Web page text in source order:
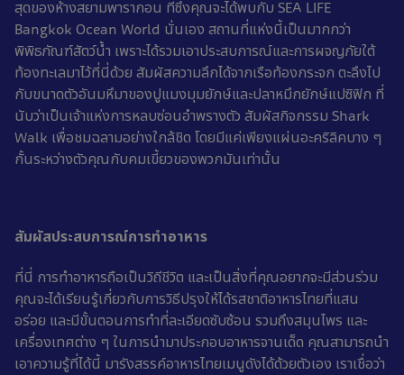
สุดของห้างสยามพารากอน ที่ซึ่งคุณจะได้พบกับ SEA LIFE
Bangkok Ocean World นั่นเอง สถานที่แห่งนี้เป็นมากกว่า
พิพิธภัณฑ์สัตว์น้ำ เพราะได้รวมเอาประสบการณ์และการผจญภัยใต้
ท้องทะเลมาไว้ที่นี่ด้วย สัมผัสความลึกได้จากเรือท้องกระจก ตะลึงไป
กับขนาดตัวอันมหึมาของปูแมงมุมยักษ์และปลาหมึกยักษ์แปซิฟิก ที่
นับว่าเป็นเจ้าแห่งการหลบซ่อนอำพรางตัว สัมผัสกิจกรรม Shark
Walk เพื่อชมฉลามอย่างใกล้ชิด โดยมีแค่เพียงแผ่นอะคริลิคบาง ๆ
กั้นระหว่างตัวคุณกับคมเขี้ยวของพวกมันเท่านั้น
สัมผัสประสบการณ์การทำอาหาร
ที่นี่ การทำอาหารถือเป็นวิถีชีวิต และเป็นสิ่งที่คุณอยากจะมีส่วนร่วม
คุณจะได้เรียนรู้เกี่ยวกับการวิธีปรุงให้ได้รสชาติอาหารไทยที่แสน
อร่อย และมีขั้นตอนการทำที่ละเอียดซับซ้อน รวมถึงสมุนไพร และ
เครื่องเทศต่าง ๆ ในการนำมาประกอบอาหารจานเด็ด คุณสามารถนำ
เอาความรู้ที่ได้นี้ มารังสรรค์อาหารไทยเมนูดังได้ด้วยตัวเอง เราเชื่อว่า